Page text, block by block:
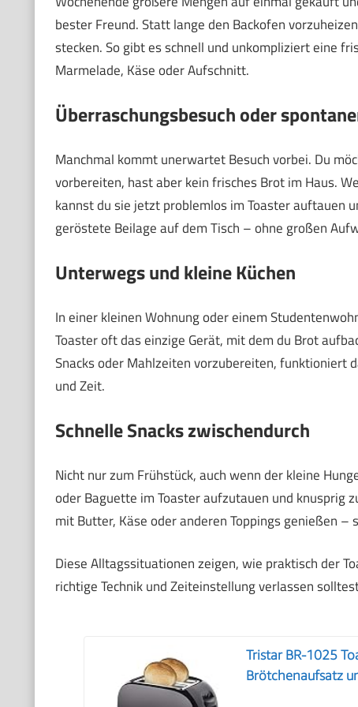
bester Freund. Statt lange den Backofen
stecken. So gibt es schnell und unkompliziert eine
Marmelade, Käse oder Aufschnitt.
Überraschungsbesuch oder
Manchmal kommt unerwartet Besuch vorbei. Du
vorbereiten, hast aber kein frisches Brot im Haus.
kannst du sie jetzt problemlos im Toaster auftauen
geröstete Beilage auf dem Tisch – ohne großen
Unterwegs und kleine Küchen
In einer kleinen Wohnung oder einem
Toaster oft das einzige Gerät, mit dem du Brot
Snacks oder Mahlzeiten vorzubereiten, funktioniert
und Zeit.
Schnelle Snacks zwischendurch
Nicht nur zum Frühstück, auch wenn der kleine
oder Baguette im Toaster aufzutauen und knusprig
mit Butter, Käse oder anderen Toppings genießen –
Diese Alltagssituationen zeigen, wie praktisch der
richtige Technik und Zeiteinstellung verlassen
Tristar BR-1025
Brötchenaufsatz